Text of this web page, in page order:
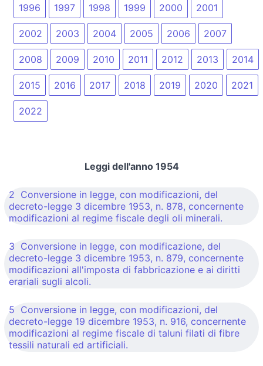
1996 1997 1998 1999 2000 2001
2002 2003 2004 2005 2006 2007
2008 2009 2010 2011 2012 2013 2014
2015 2016 2017 2018 2019 2020 2021
2022
Leggi dell'anno 1954
2 Conversione in legge, con modificazioni, del
decreto-legge 3 dicembre 1953, n. 878, concernente
modificazioni al regime fiscale degli oli minerali.
3 Conversione in legge, con modificazione, del
decreto-legge 3 dicembre 1953, n. 879, concernente
modificazioni all'imposta di fabbricazione e ai diritti
erariali sugli alcoli.
5 Conversione in legge, con modificazioni, del
decreto-legge 19 dicembre 1953, n. 916, concernente
modificazioni al regime fiscale di taluni filati di fibre
tessili naturali ed artificiali.